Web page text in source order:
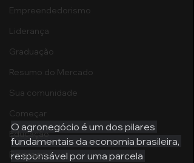
Empreendedorismo
Liderança
Graduação
Resumo do Mercado
Sua comunidade
Começar
Educação
Emprego
O agronegócio é um dos pilares
fundamentais da economia brasileira,
responsável por uma parcela